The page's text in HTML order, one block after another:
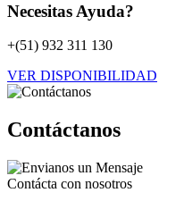
Necesitas Ayuda?
+(51) 932 311 130
VER DISPONIBILIDAD
Contáctanos
Contácta con nosotros